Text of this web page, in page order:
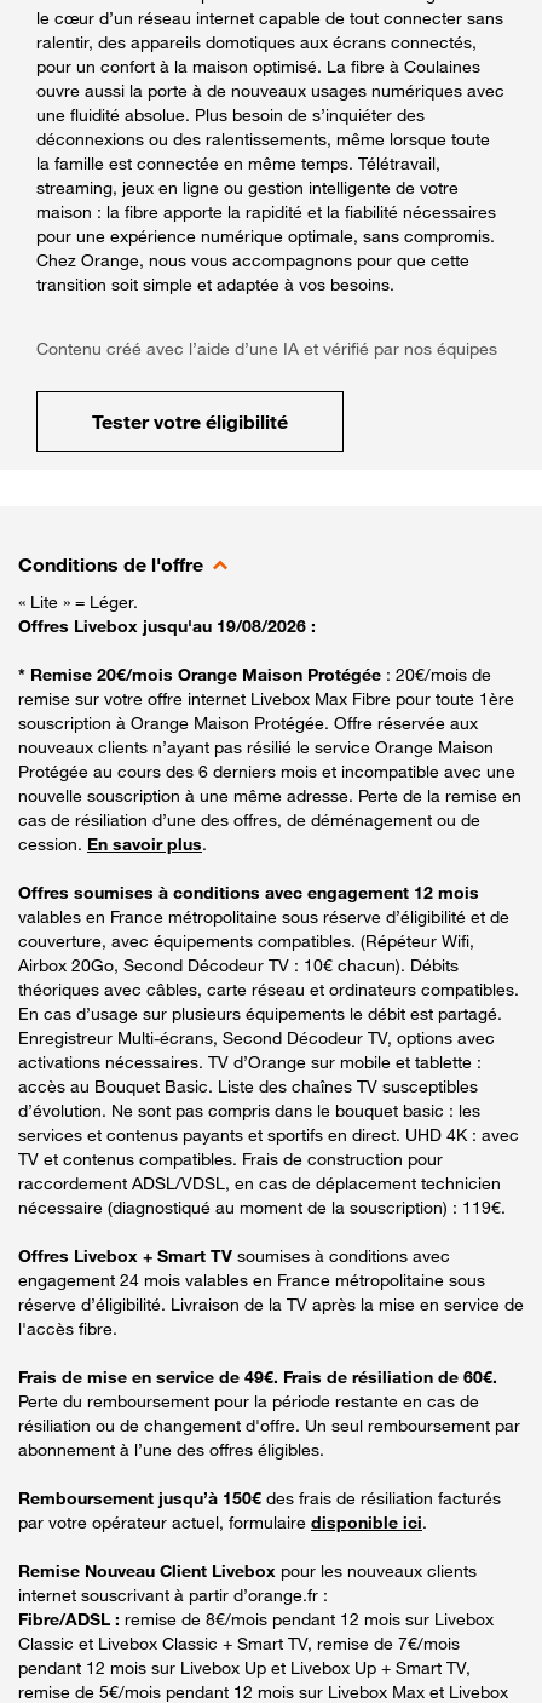
le cœur d’un réseau internet capable de tout connecter sans
ralentir, des appareils domotiques aux écrans connectés,
pour un confort à la maison optimisé. La fibre à Coulaines
ouvre aussi la porte à de nouveaux usages numériques avec
une fluidité absolue. Plus besoin de s’inquiéter des
déconnexions ou des ralentissements, même lorsque toute
la famille est connectée en même temps. Télétravail,
streaming, jeux en ligne ou gestion intelligente de votre
maison : la fibre apporte la rapidité et la fiabilité nécessaires
pour une expérience numérique optimale, sans compromis.
Chez Orange, nous vous accompagnons pour que cette
transition soit simple et adaptée à vos besoins.
Contenu créé avec l’aide d’une IA et vérifié par nos équipes
Tester votre éligibilité
Conditions de l'offre
« Lite » = Léger.
Offres Livebox jusqu'au 19/08/2026 :
* Remise 20€/mois Orange Maison Protégée : 20€/mois de
remise sur votre offre internet Livebox Max Fibre pour toute 1ère
souscription à Orange Maison Protégée. Offre réservée aux
nouveaux clients n’ayant pas résilié le service Orange Maison
Protégée au cours des 6 derniers mois et incompatible avec une
nouvelle souscription à une même adresse. Perte de la remise en
cas de résiliation d’une des offres, de déménagement ou de
cession. En savoir plus.
Offres soumises à conditions avec engagement 12 mois
valables en France métropolitaine sous réserve d’éligibilité et de
couverture, avec équipements compatibles. (Répéteur Wifi,
Airbox 20Go, Second Décodeur TV : 10€ chacun). Débits
théoriques avec câbles, carte réseau et ordinateurs compatibles.
En cas d’usage sur plusieurs équipements le débit est partagé.
Enregistreur Multi-écrans, Second Décodeur TV, options avec
activations nécessaires. TV d’Orange sur mobile et tablette :
accès au Bouquet Basic. Liste des chaînes TV susceptibles
d’évolution. Ne sont pas compris dans le bouquet basic : les
services et contenus payants et sportifs en direct. UHD 4K : avec
TV et contenus compatibles. Frais de construction pour
raccordement ADSL/VDSL, en cas de déplacement technicien
nécessaire (diagnostiqué au moment de la souscription) : 119€.
Offres Livebox + Smart TV soumises à conditions avec
engagement 24 mois valables en France métropolitaine sous
réserve d’éligibilité. Livraison de la TV après la mise en service de
l'accès fibre.
Frais de mise en service de 49€. Frais de résiliation de 60€.
Perte du remboursement pour la période restante en cas de
résiliation ou de changement d'offre. Un seul remboursement par
abonnement à l’une des offres éligibles.
Remboursement jusqu’à 150€ des frais de résiliation facturés
par votre opérateur actuel, formulaire disponible ici.
Remise Nouveau Client Livebox pour les nouveaux clients
internet souscrivant à partir d’orange.fr :
Fibre/ADSL : remise de 8€/mois pendant 12 mois sur Livebox
Classic et Livebox Classic + Smart TV, remise de 7€/mois
pendant 12 mois sur Livebox Up et Livebox Up + Smart TV,
remise de 5€/mois pendant 12 mois sur Livebox Max et Livebox